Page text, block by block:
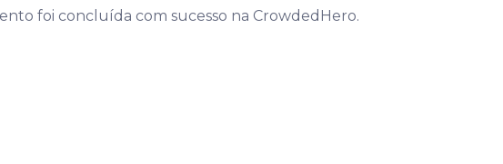
foi concluída com sucesso na CrowdedHero.